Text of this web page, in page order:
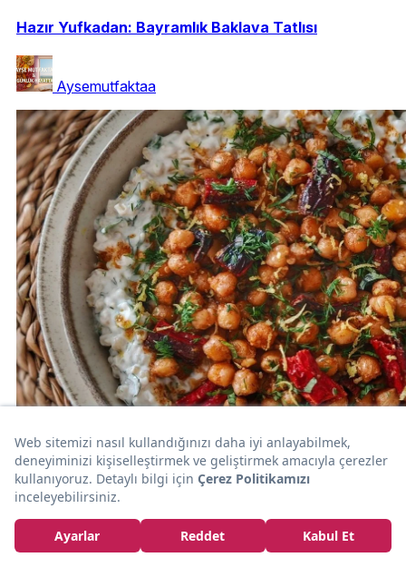
Hazır Yufkadan: Bayramlık Baklava Tatlısı
Aysemutfaktaa
20dk
SALATA
Protein Dolu: Yoğurtlu Cevizli Buğday Salatası